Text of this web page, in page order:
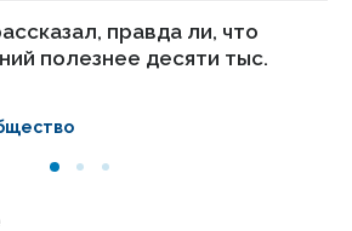
правда ли, что
полезнее десяти тыс.